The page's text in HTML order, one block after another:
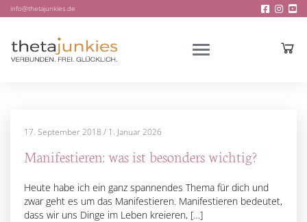
info@thetajunkies.de
17. September 2018 / 1. Januar 2026
Manifestieren: was ist besonders wichtig?
Heute habe ich ein ganz spannendes Thema für dich und
zwar geht es um das Manifestieren. Manifestieren bedeutet,
dass wir uns Dinge im Leben kreieren, […]